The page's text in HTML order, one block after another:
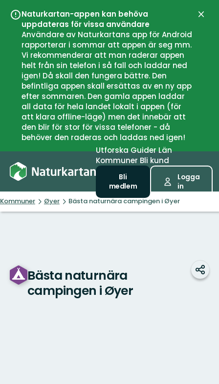
Naturkartan-appen kan behöva
uppdateras för vissa användare
Användare av Naturkartans app för Android
rapporterar i sommar att appen är seg mm.
Vi rekommenderar att man raderar appen
helt från sin telefon i så fall och laddar ned
igen! Då skall den fungera bättre. Den
befintliga appen skall ersättas av en ny app
efter sommaren. Den gamla appen laddar
all data för hela landet lokalt i appen (för
att klara offline-läge) men det innebär att
den blir för stor för vissa telefoner - då
behöver den raderas och laddas ned igen!
UtforskaGuiderLän
Kommuner Bli kund
Bli
medlem
Logga
in
Kommuner Øyer Bästa naturnära campingen i Øyer
Bästa naturnära
campingen i Øyer
Dela